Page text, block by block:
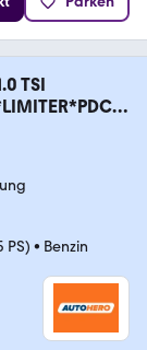
TSI
PS) • Benzin